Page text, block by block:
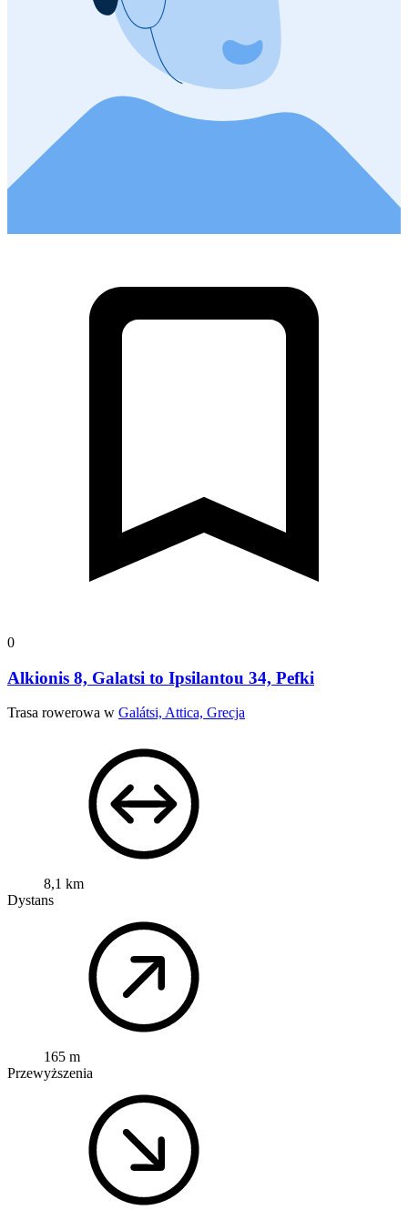
0
Alkionis 8, Galatsi to Ipsilantou 34, Pefki
Trasa rowerowa w Galátsi, Attica, Grecja
8,1 km
Dystans
165 m
Przewyższenia